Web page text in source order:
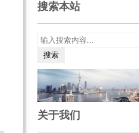
搜索本站
关于我们